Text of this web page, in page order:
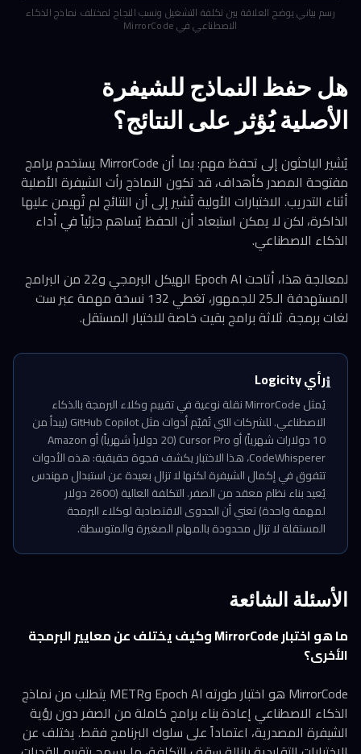
رسم بياني يوضح العلاقة بين تكلفة التشغيل ونسب النجاح لمختلف نماذج الذكاء
الاصطناعي في MirrorCode
هل حفظ النماذج للشيفرة
الأصلية يُؤثر على النتائج؟
يُشير الباحثون إلى تحفظ مهم: بما أن MirrorCode يستخدم برامج
مفتوحة المصدر كأهداف، قد تكون النماذج رأت الشيفرة الأصلية
أثناء التدريب. الاختبارات الأولية تُشير إلى أن النتائج لم تُهيمن عليها
الذاكرة، لكن لا يمكن استبعاد أن الحفظ يُساهم جزئياً في أداء
الذكاء الاصطناعي.
لمعالجة هذا، أتاحت Epoch AI الهيكل البرمجي و22 من البرامج
المستهدفة الـ25 للجمهور، تغطي 132 نسخة مهمة عبر ست
لغات برمجة. ثلاثة برامج بقيت خاصة للاختبار المستقل.
ℹ️رأي Logicity
يُمثل MirrorCode نقلة نوعية في تقييم وكلاء البرمجة بالذكاء
الاصطناعي. للشركات التي تُقيّم أدوات مثل GitHub Copilot (يبدأ من
10 دولارات شهرياً) أو Cursor Pro (20 دولاراً شهرياً) أو Amazon
CodeWhisperer، هذا الاختبار يكشف فجوة حقيقية: هذه الأدوات
تتفوق في إكمال الشيفرة لكنها لا تزال بعيدة عن استبدال مهندس
يُعيد بناء نظام معقد من الصفر. التكلفة العالية (2600 دولار
لمهمة واحدة) تعني أن الجدوى الاقتصادية لوكلاء البرمجة
المستقلة لا تزال محدودة بالمهام الصغيرة والمتوسطة.
الأسئلة الشائعة
ما هو اختبار MirrorCode وكيف يختلف عن معايير البرمجة
الأخرى؟
MirrorCode هو اختبار طورته Epoch AI وMETR يتطلب من نماذج
الذكاء الاصطناعي إعادة بناء برامج كاملة من الصفر دون رؤية
الشيفرة المصدرية، اعتماداً على سلوك البرنامج فقط. يختلف عن